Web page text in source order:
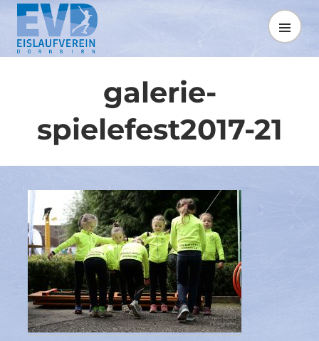
Springe
zum
Inhalt
MENÜ
galerie-
spielefest2017-21